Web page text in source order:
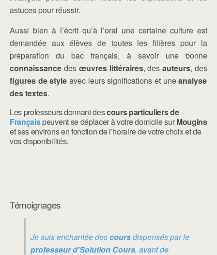
astuces pour réussir.
Aussi bien à l’écrit qu’à l’oral une certaine culture est
demandée aux élèves de toutes les filières pour la
préparation du bac français, à savoir une bonne
connaissance des œuvres littéraires, desauteurs, des
figures de style avec leurs significations et uneanalyse
des textes.
Les professeurs donnant descours particuliers de
Françaispeuvent se déplacer à votre domicile surMougins
et ses environs en fonction de l’horaire de votre choix et de
vos disponibilités.
Témoignages
Je suis enchantée descoursdispensés par le
professeur d’Solution Cours, avant de